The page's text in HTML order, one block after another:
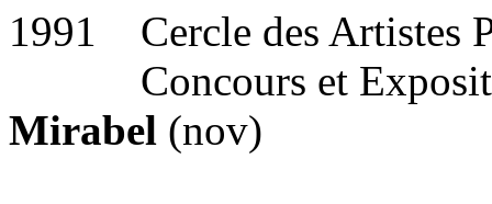
1991 Cercle des Artistes
Concours et
Mirabel (nov)